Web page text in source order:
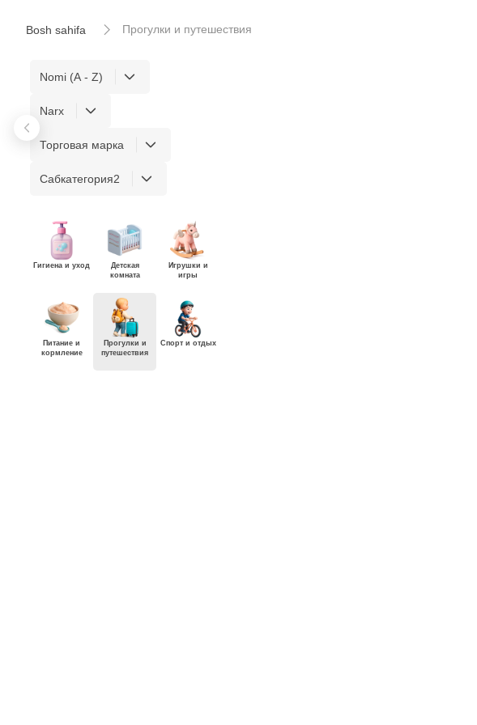
Bosh sahifa Прогулки и путешествия
Nomi (A - Z)
Narx
Торговая марка
Сабкатегория2
Гигиена и уход
Детская
комната
Игрушки и
игры
Питание и
кормление
Прогулки и
путешествия
Спорт и отдых